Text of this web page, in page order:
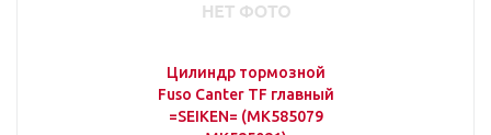
Цилиндр тормозной
Fuso Canter TF главный
=SEIKEN= (MK585079